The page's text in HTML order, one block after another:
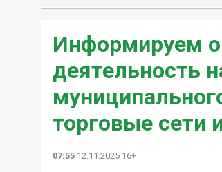
Информируем
деятельность
торговые сети
07:55 12.11.2025 16+